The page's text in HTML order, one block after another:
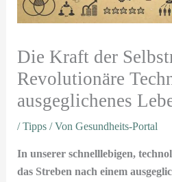
Die Kraft der
Revolutionäre
ausgeglichenes
/Tipps / VonGesundheits-Portal
In unserer schnelllebigen,
das Streben nach einem